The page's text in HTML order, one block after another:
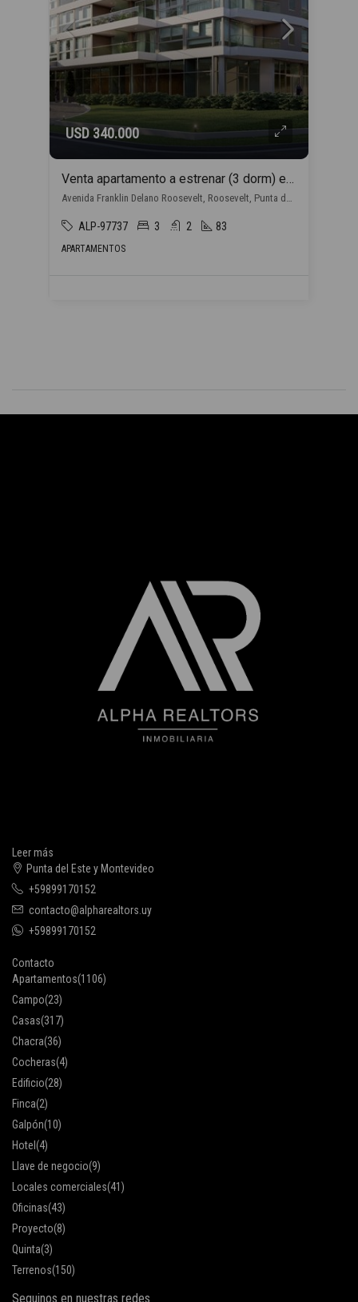
USD 340.000
Venta apartamento a estrenar (3 dorm) en Punta del Este con financiación propia
Avenida Franklin Delano Roosevelt, Roosevelt, Punta del Este
ALP-97737 3 2 83
APARTAMENTOS
Leer más
Punta del Este y Montevideo
+59899170152
contacto@alpharealtors.uy
+59899170152
Contacto
Apartamentos(1106)
Campo(23)
Casas(317)
Chacra(36)
Cocheras(4)
Edificio(28)
Finca(2)
Galpón(10)
Hotel (4)
Llave de negocio(9)
Locales comerciales(41)
Oficinas(43)
Proyecto(8)
Quinta(3)
Terrenos(150)
Seguinos en nuestras redes